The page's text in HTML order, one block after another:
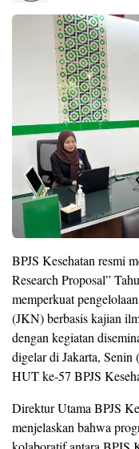
BPJS Kesehatan resmi
Research Proposal”
memperkuat
(JKN) berbasis kajian
dengan kegiatan
digelar di Jakarta, Senin
HUT ke-57 BPJS
Direktur Utama BPJS
menjelaskan bahwa